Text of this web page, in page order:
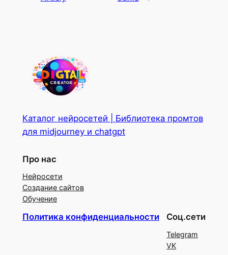
Каталог нейросетей | Библиотека промтов
для midjourney и chatgpt
Про нас
Нейросети
Создание сайтов
Обучение
Политика конфиденциальности Соц.сети
Telegram
VK